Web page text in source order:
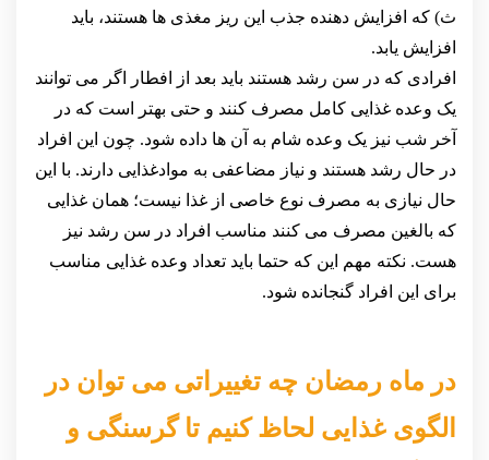
ث) که افزایش دهنده جذب این ریز مغذی ها هستند، باید
افزایش یابد.
افرادی که در سن رشد هستند باید بعد از افطار اگر می توانند
یک وعده غذایی کامل مصرف کنند و حتی بهتر است که در
آخر شب نیز یک وعده شام به آن ها داده شود. چون این افراد
در حال رشد هستند و نیاز مضاعفی به موادغذایی دارند. با این
حال نیازی به مصرف نوع خاصی از غذا نیست؛ همان غذایی
که بالغین مصرف می کنند مناسب افراد در سن رشد نیز
هست. نکته مهم این که حتما باید تعداد وعده غذایی مناسب
برای این افراد گنجانده شود.
در ماه رمضان چه تغییراتی می توان در
الگوی غذایی لحاظ کنیم تا گرسنگی و